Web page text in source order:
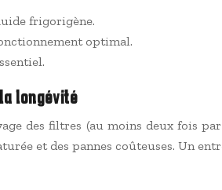
frigorigène.
optimal.
longévité
des filtres (au moins deux fois
et des pannes coûteuses. Un